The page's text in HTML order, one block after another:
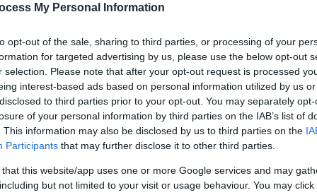
My Personal Information
opt-out of the sale, sharing to third parties, or processing of your
for targeted advertising by us, please use the below opt-out
selection. Please note that after your opt-out request is processed
interest-based ads based on personal information utilized by us
to third parties prior to your opt-out. You may separately
of your personal information by third parties on the IAB’s list of
This information may also be disclosed by us to third parties on the
Participants that may further disclose it to other third parties.
that this website/app uses one or more Google services and may
but not limited to your visit or usage behaviour. You may
το ΕΘΝΟΣ στη Google
,καταδικάστηκε 40χρονη, η οποία
Ορκωτό Δικαστήριο Θεσσαλονίκης, με την
τοβρέφοςτης, με αποτέλεσμα να του
. Όπως αναφέρει το ΑΠΕ-ΜΠΕ, η γυναίκα
βλάβη σε βάρος αδύναμου
πρότερου σύννομου βίου.